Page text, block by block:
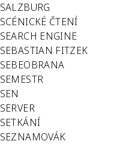
SALZBURG
SCÉNICKÉ ČTENÍ
SEARCH ENGINE
SEBASTIAN FITZEK
SEBEOBRANA
SEMESTR
SEN
SERVER
SETKÁNÍ
SEZNAMOVÁK